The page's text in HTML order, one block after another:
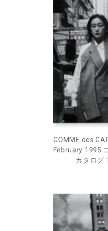
COMME des
February 1995
カタログ